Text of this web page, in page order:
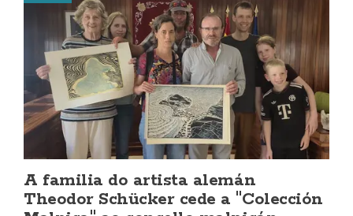
A familia do artista alemán
Theodor Schücker cede a "Colección